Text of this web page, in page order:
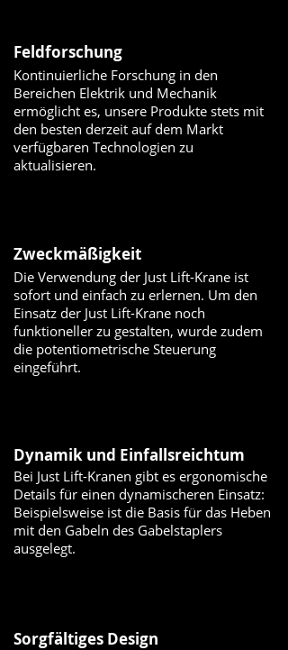
Feldforschung
Kontinuierliche Forschung in den
Bereichen Elektrik und Mechanik
ermöglicht es, unsere Produkte stets mit
den besten derzeit auf dem Markt
verfügbaren Technologien zu
aktualisieren.
Zweckmäßigkeit
Die Verwendung der Just Lift-Krane ist
sofort und einfach zu erlernen. Um den
Einsatz der Just Lift-Krane noch
funktioneller zu gestalten, wurde zudem
die potentiometrische Steuerung
eingeführt.
Dynamik und Einfallsreichtum
Bei Just Lift-Kranen gibt es ergonomische
Details für einen dynamischeren Einsatz:
Beispielsweise ist die Basis für das Heben
mit den Gabeln des Gabelstaplers
ausgelegt.
Sorgfältiges Design